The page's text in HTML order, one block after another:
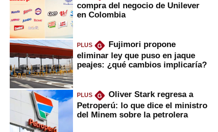
compra del negocio de Unilever
en Colombia
PLUS G
Fujimori propone
eliminar ley que puso en jaque
peajes: ¿qué cambios implicaría?
PLUS G
Oliver Stark regresa a
Petroperú: lo que dice el ministro
del Minem sobre la petrolera